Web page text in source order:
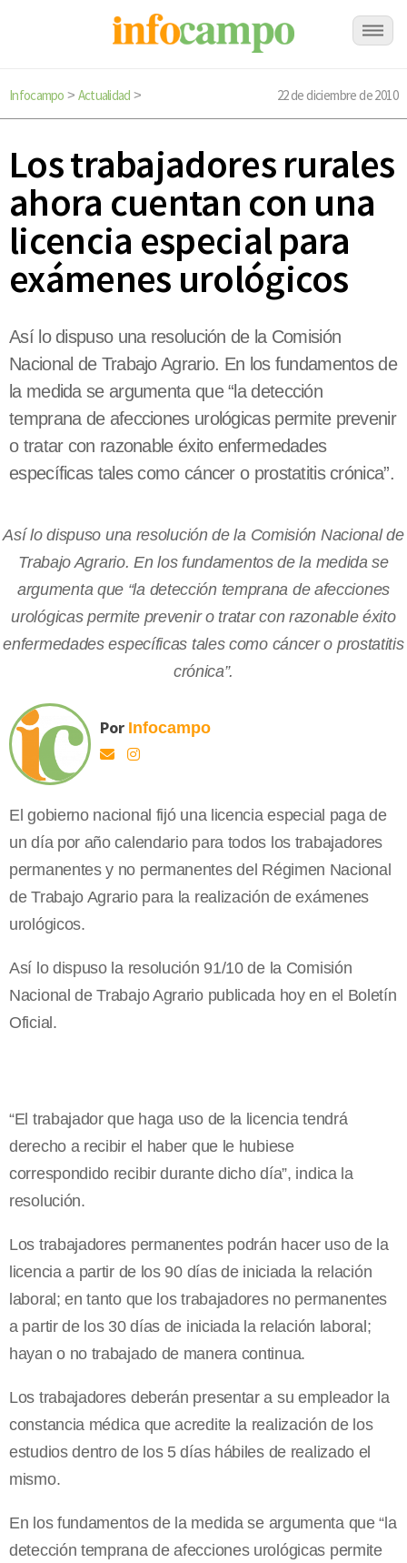
Infocampo > Actualidad > 22 de diciembre de 2010
Los trabajadores rurales
ahora cuentan con una
licencia especial para
exámenes urológicos
Así lo dispuso una resolución de la Comisión
Nacional de Trabajo Agrario. En los fundamentos de
la medida se argumenta que “la detección
temprana de afecciones urológicas permite prevenir
o tratar con razonable éxito enfermedades
específicas tales como cáncer o prostatitis crónica”.
Así lo dispuso una resolución de la Comisión Nacional de
Trabajo Agrario. En los fundamentos de la medida se
argumenta que “la detección temprana de afecciones
urológicas permite prevenir o tratar con razonable éxito
enfermedades específicas tales como cáncer o prostatitis
crónica”.
Por Infocampo
El gobierno nacional fijó una licencia especial paga de
un día por año calendario para todos los trabajadores
permanentes y no permanentes del Régimen Nacional
de Trabajo Agrario para la realización de exámenes
urológicos.
Así lo dispuso la resolución 91/10 de la Comisión
Nacional de Trabajo Agrario publicada hoy en el Boletín
Oficial.
“El trabajador que haga uso de la licencia tendrá
derecho a recibir el haber que le hubiese
correspondido recibir durante dicho día”, indica la
resolución.
Los trabajadores permanentes podrán hacer uso de la
licencia a partir de los 90 días de iniciada la relación
laboral; en tanto que los trabajadores no permanentes
a partir de los 30 días de iniciada la relación laboral;
hayan o no trabajado de manera continua.
Los trabajadores deberán presentar a su empleador la
constancia médica que acredite la realización de los
estudios dentro de los 5 días hábiles de realizado el
mismo.
En los fundamentos de la medida se argumenta que “la
detección temprana de afecciones urológicas permite